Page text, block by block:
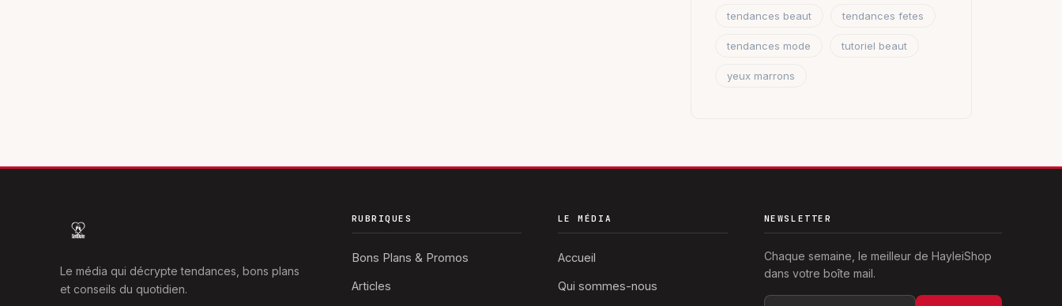
tendances beaut tendances fetes
tendances mode tutoriel beaut
yeux marrons
Le média qui décrypte tendances, bons plans
et conseils du quotidien.
RUBRIQUES
Bons Plans & Promos
Articles
LE MÉDIA
Accueil
Qui sommes-nous
NEWSLETTER
Chaque semaine, le meilleur de HayleiShop
dans votre boîte mail.